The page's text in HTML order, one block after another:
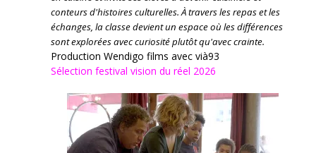
conteurs d'histoires culturelles.À travers les repas et les
échanges, la classe devient un espace où les différences
sont explorées avec curiosité plutôt qu'avec crainte.
Production Wendigo films avec vià93
Sélection festival vision du réel 2026